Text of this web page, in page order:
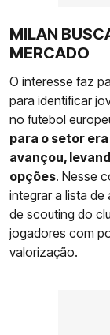
MILAN
MERCADO
O interesse faz
para identificar
no futebol
para o setor
avançou,
opções. Nesse
integrar a lista
de scouting do
jogadores com
valorização.